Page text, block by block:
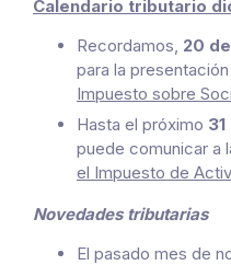
Calendario tributario
Recordamos, 20
para la
Impuesto sobre
Hasta el próximo
puede comunicar a
el Impuesto de
Novedades tributarias
El pasado mes de